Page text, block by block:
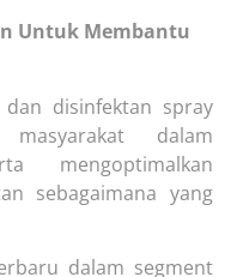
Untuk Membantu
disinfektan spray
dalam
mengoptimalkan
sebagaimana yang
dalam segment